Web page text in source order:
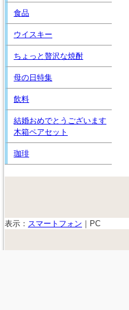
食品
ウイスキー
ちょっと贅沢な焼酎
母の日特集
飲料
結婚おめでとうございます
木箱ペアセット
珈琲
表示： スマートフォン ｜ PC